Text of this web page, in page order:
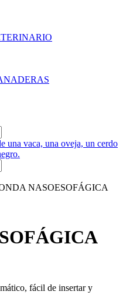
NASOESOFÁGICA
fácil de insertar y